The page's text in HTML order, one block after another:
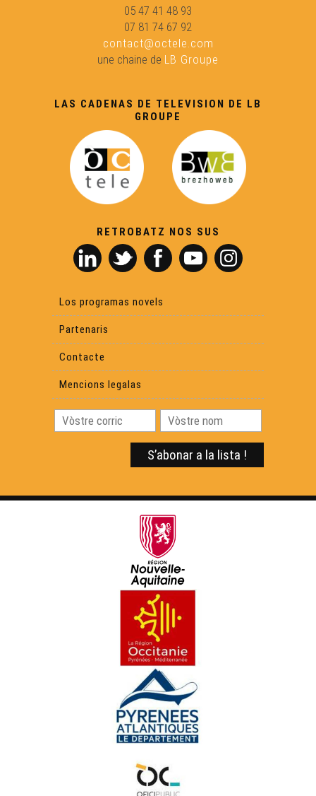
La Nuech dau Trad - Eveniments
En esperant la Passem - Eveniments
La Passem 2026 - Eveniments
Las Hèstas de Baiona : vila basca e gascona -
Eveniments
Carnaval de Brantòsme - Eveniments
05 47 41 48 93
07 81 74 67 92
contact@octele.com
une chaine de LB Groupe
LAS CADENAS DE TELEVISION DE LB
GROUPE
RETROBATZ NOS SUS
Los programas novels
Partenaris
Contacte
Mencions legalas